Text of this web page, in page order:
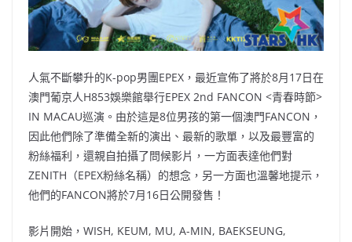
人氣不斷攀升的K-pop男團EPEX，最近宣佈了將於8月17日在
澳門葡京人H853娛樂館舉行EPEX 2nd FANCON <青春時節>
IN MACAU巡演。由於這是8位男孩的第一個澳門FANCON，
因此他們除了準備全新的演出、最新的歌單，以及最豐富的
粉絲福利，還親自拍攝了問候影片，一方面表達他們對
ZENITH（EPEX粉絲名稱）的想念，另一方面也溫馨地提示，
他們的FANCON將於7月16日公開發售！
影片開始，WISH, KEUM, MU, A-MIN, BAEKSEUNG,